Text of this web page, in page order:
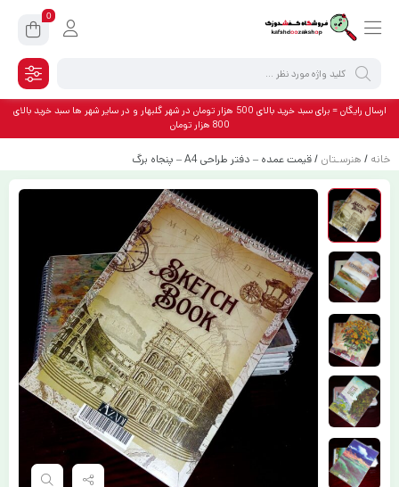
0
ارسال رایگان = برای سبد خرید بالای 500 هزار تومان در شهر گلبهار و در سایر شهر ها سبد خرید بالای
800 هزار تومان
خانه / هنرسـتان / قیمت عمده – دفتر طراحی A4 – پنجاه برگ